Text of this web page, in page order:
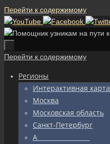
Перейти к содержимому
Перейти к содержимому
Регионы
Интерактивная карта
Москва
Московская область
Санкт-Петербург
А_________________